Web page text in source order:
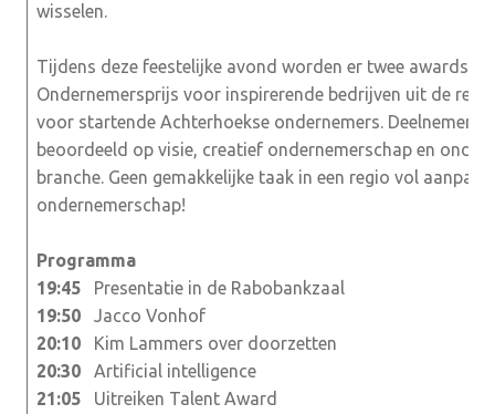
wisselen.
Tijdens deze feestelijke avond worden er twee awards
Ondernemersprijs voor inspirerende bedrijven uit de
voor startende Achterhoekse ondernemers. Deelnemers
beoordeeld op visie, creatief ondernemerschap en
branche. Geen gemakkelijke taak in een regio vol
ondernemerschap!
Programma
19:45 Presentatie in de Rabobankzaal
19:50 Jacco Vonhof
20:10 Kim Lammers over doorzetten
20:30 Artificial intelligence
21:05 Uitreiken Talent Award